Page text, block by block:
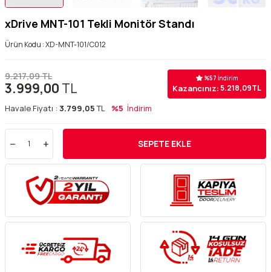
xDrive MNT-101 Tekli Monitör Standı
Ürün Kodu :XD-MNT-101/C012
9.217,09TL
3.999,00 TL
%57 İndirim
Kazancınız:5.218,09TL
Havale Fiyatı : 3.799,05TL %5 İndirim
SEPETE EKLE